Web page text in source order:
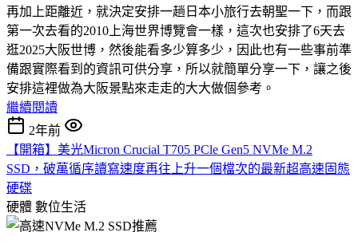
再加上距離近，就決定安排一趟日本小旅行去朝聖一下，而跟
第一次去看的2010上海世界博覽會一樣，這次也安排了6天去
逛2025大阪世博，然後能看多少算多少，因此也有一些事前準
備跟實際看到的資訊可供分享，所以就簡單分享一下，讓之後
安排這裡做為大阪景點來走走的大大做個參考。
繼續閱讀
2年前
【開箱】美光Micron Crucial T705 PCle Gen5 NVMe M.2
SSD，破萬循序讀寫速度再往上升一個檔次的最新超高速固態
硬碟
硬體 數位生活